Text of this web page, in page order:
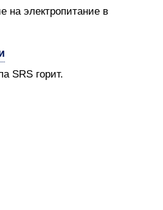
на электропитание в
SRS горит.